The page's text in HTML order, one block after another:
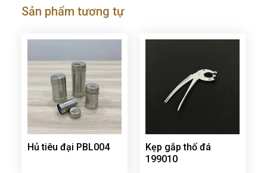
Sản phẩm tương tự
Hủ tiêu đại PBL004
Kẹp gắp thố đá
199010